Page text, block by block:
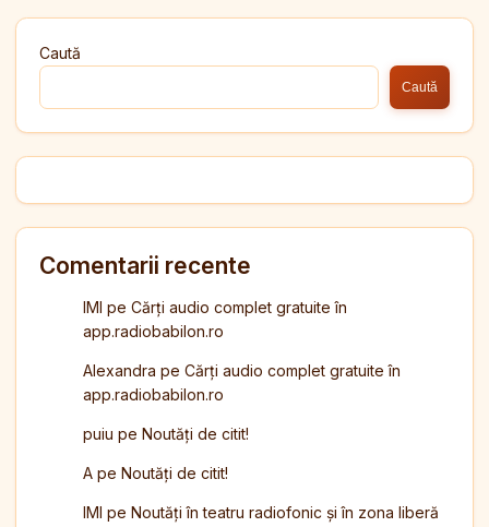
Caută
Caută
Comentarii recente
IMI pe Cărți audio complet gratuite în
app.radiobabilon.ro
Alexandra pe Cărți audio complet gratuite în
app.radiobabilon.ro
puiu pe Noutăți de citit!
A pe Noutăți de citit!
IMI pe Noutăți în teatru radiofonic și în zona liberă